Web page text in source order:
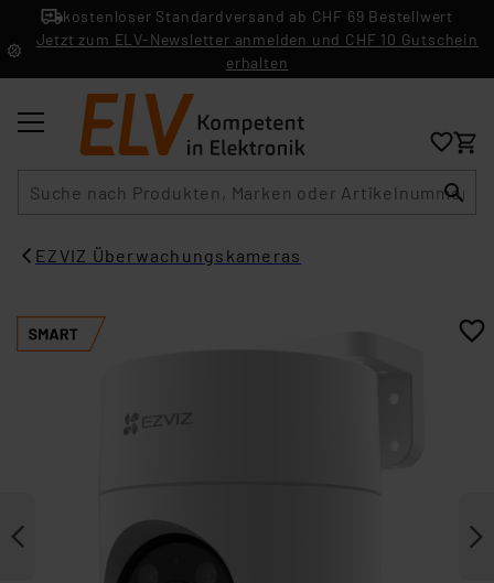
kostenloser Standardversand ab CHF 69 Bestellwert
Jetzt zum ELV-Newsletter anmelden und CHF 10 Gutschein
erhalten
EZVIZ Überwachungskameras